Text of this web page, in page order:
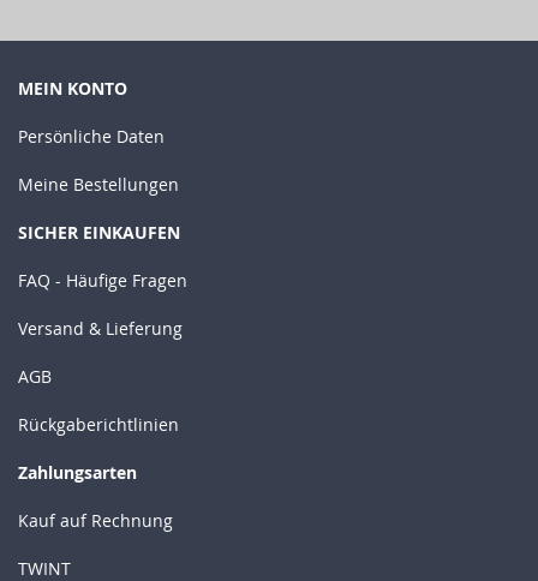
MEIN KONTO
Persönliche Daten
Meine Bestellungen
SICHER EINKAUFEN
FAQ - Häufige Fragen
Versand & Lieferung
AGB
Rückgaberichtlinien
Zahlungsarten
Kauf auf Rechnung
TWINT